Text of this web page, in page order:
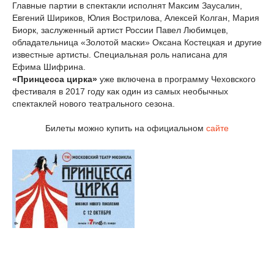
Главные партии в спектакли исполнят Максим Заусалин,
Евгений Шириков, Юлия Вострилова, Алексей Колган, Мария
Биорк, заслуженный артист России Павел Любимцев,
обладательница «Золотой маски» Оксана Костецкая и другие
известные артисты. Специальная роль написана для
Ефима Шифрина.
«Принцесса цирка» уже включена в программу Чеховского
фестиваля в 2017 году как один из самых необычных
спектаклей нового театрального сезона.
Билеты можно купить на официальном сайте